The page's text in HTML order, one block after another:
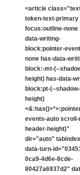
<article
token-text-primary
focus:outline-none
data-writing-
block:pointer-
none has-data-
block:-mt-(--
height) has-data-
block:pt-(--shadow-
height)
events-auto scroll-
header-height)"
dir="auto"
data-turn-
0ca9-4d6e-8cde-
80427a6937d2"